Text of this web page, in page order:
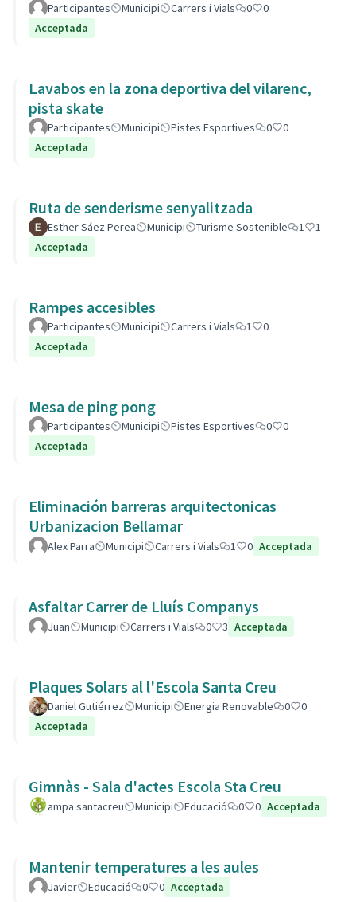
Participantes Municipi Carrers i Vials 0
0
Acceptada
Lavabos en la zona deportiva del vilarenc,
pista skate
Participantes Municipi Pistes Esportives 0
0
Acceptada
Ruta de senderisme senyalitzada
Esther Sáez Perea Municipi Turisme Sostenible 1
1
Acceptada
Rampes accesibles
Participantes Municipi Carrers i Vials 1
0
Acceptada
Mesa de ping pong
Participantes Municipi Pistes Esportives 0
0
Acceptada
Eliminación barreras arquitectonicas
Urbanizacion Bellamar
Alex Parra Municipi Carrers i Vials 1 0 Acceptada
Asfaltar Carrer de Lluís Companys
Juan Municipi Carrers i Vials 0 3 Acceptada
Plaques Solars al l'Escola Santa Creu
Daniel Gutiérrez Municipi Energia Renovable 0
0
Acceptada
Gimnàs - Sala d'actes Escola Sta Creu
ampa santacreu Municipi Educació 0 0 Acceptada
Mantenir temperatures a les aules
Javier Educació 0 0 Acceptada